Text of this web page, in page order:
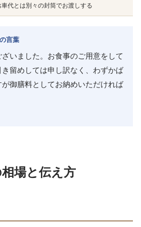
車代とは別々の封筒でお渡しする
言葉
いました。お食事のご用意をして
留めしては申し訳なく、わずかば
御膳料としてお納めいただければ
場と伝え方